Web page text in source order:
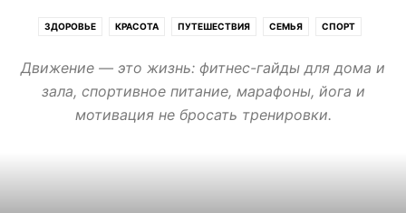
ЗДОРОВЬЕ КРАСОТА ПУТЕШЕСТВИЯ СЕМЬЯ СПОРТ
Движение — это жизнь: фитнес-гайды для дома и
зала, спортивное питание, марафоны, йога и
мотивация не бросать тренировки.